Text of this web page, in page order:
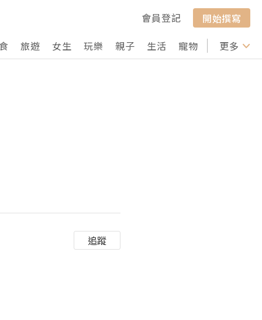
會員登記
開始撰寫
旅遊 女生 玩樂 親子 生活 寵物 行山 打卡
更多
追蹤